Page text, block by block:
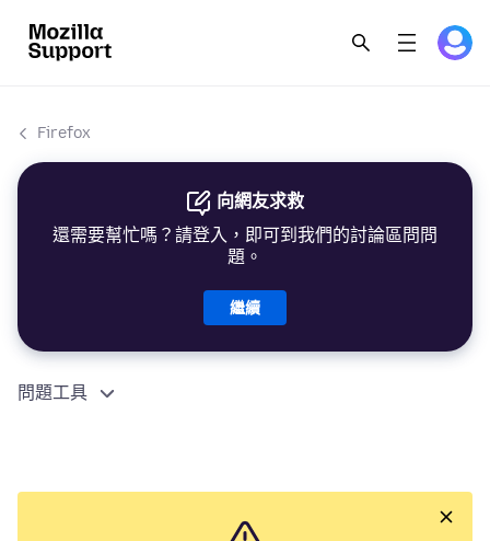
Firefox
向網友求救
還需要幫忙嗎？請登入，即可到我們的討論區問問
題。
繼續
問題工具